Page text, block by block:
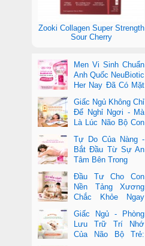
Zooki Collagen Super Strength
Sour Cherry
Men Vi Sinh Chuẩn
Anh Quốc NeuBiotic
Her Nay Đã Có Mặt
Quốc
Giấc Ngủ Không Chỉ
Để Nghỉ Ngơi - Mà
Là Lúc Não Bộ Con
Tự Do Của Nàng -
Bắt Đầu Từ Sự An
Tâm Bên Trong
Đầu Tư Cho Con
Nền Tảng Xương
Chắc Khỏe Ngay
Giấc Ngủ - Phòng
Lưu Trữ Trí Nhớ
Của Não Bộ Trẻ: